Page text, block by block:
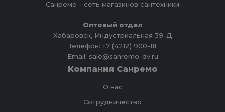
Санремо - сеть магазинов сантехники
Оптовый отдел
Хабаровск, Индустриальная 39-Д
Телефон: +7 (4212) 900-111
Email: sale@sanremo-dv.ru
Компания Санремо
О нас
Сотрудничество